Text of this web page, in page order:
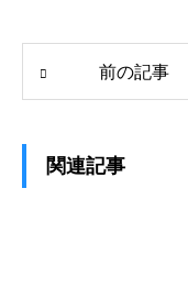
前の記事
関連記事